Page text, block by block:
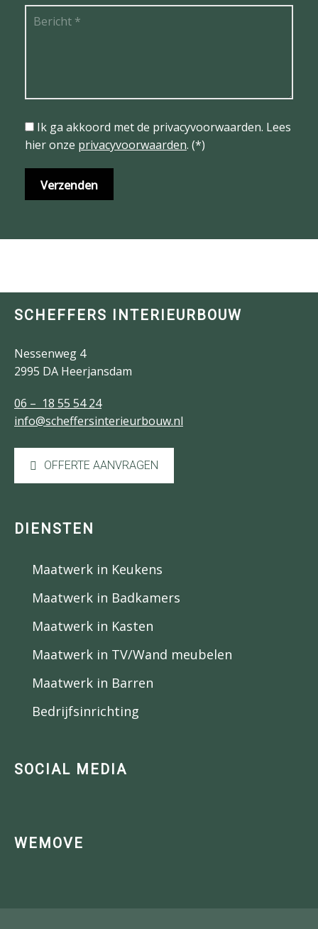
Ik ga akkoord met de privacyvoorwaarden. Lees
hier onze privacyvoorwaarden. (*)
SCHEFFERS INTERIEURBOUW
Nessenweg 4
2995 DA Heerjansdam
06 – 18 55 54 24
info@scheffersinterieurbouw.nl
OFFERTE AANVRAGEN
DIENSTEN
Maatwerk in Keukens
Maatwerk in Badkamers
Maatwerk in Kasten
Maatwerk in TV/Wand meubelen
Maatwerk in Barren
Bedrijfsinrichting
SOCIAL MEDIA
WEMOVE